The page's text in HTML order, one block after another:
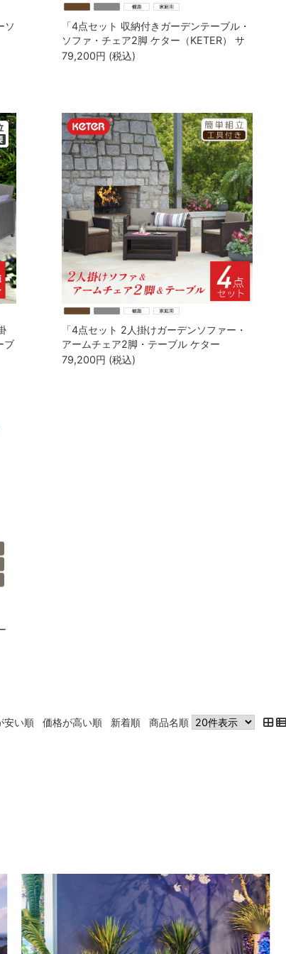
ソ
「4点セット 収納付きガーデンテーブル・
ソファ・チェア2脚 ケター（KETER） サ
レモ GP155357・CC155340」
79,200円 (税込)
ブ
「4点セット 2人掛けガーデンソファー・
アームチェア2脚・テーブル ケター
（KETER） モナコ ラウンジ（Monaco
79,200円 (税込)
安い順 価格が高い順 新着順 商品名順